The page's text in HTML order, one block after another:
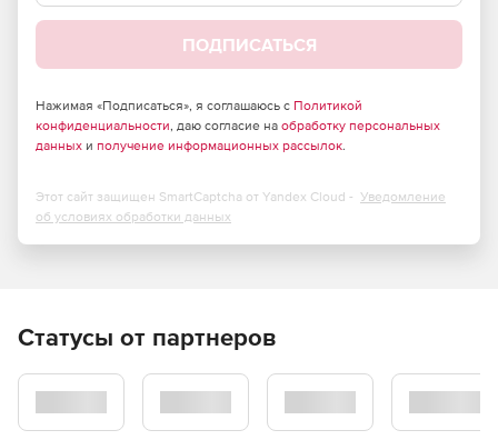
используя интегрированный web-сервер, а также
ПОДПИСАТЬСЯ
Нажимая «Подписаться», я соглашаюсь с Политикой
конфиденциальности, даю согласие на обработку персональных
данных и получение информационных рассылок.
Этот сайт защищен SmartCaptcha от Yandex Cloud - Уведомление
об условиях обработки данных
Статусы от партнеров